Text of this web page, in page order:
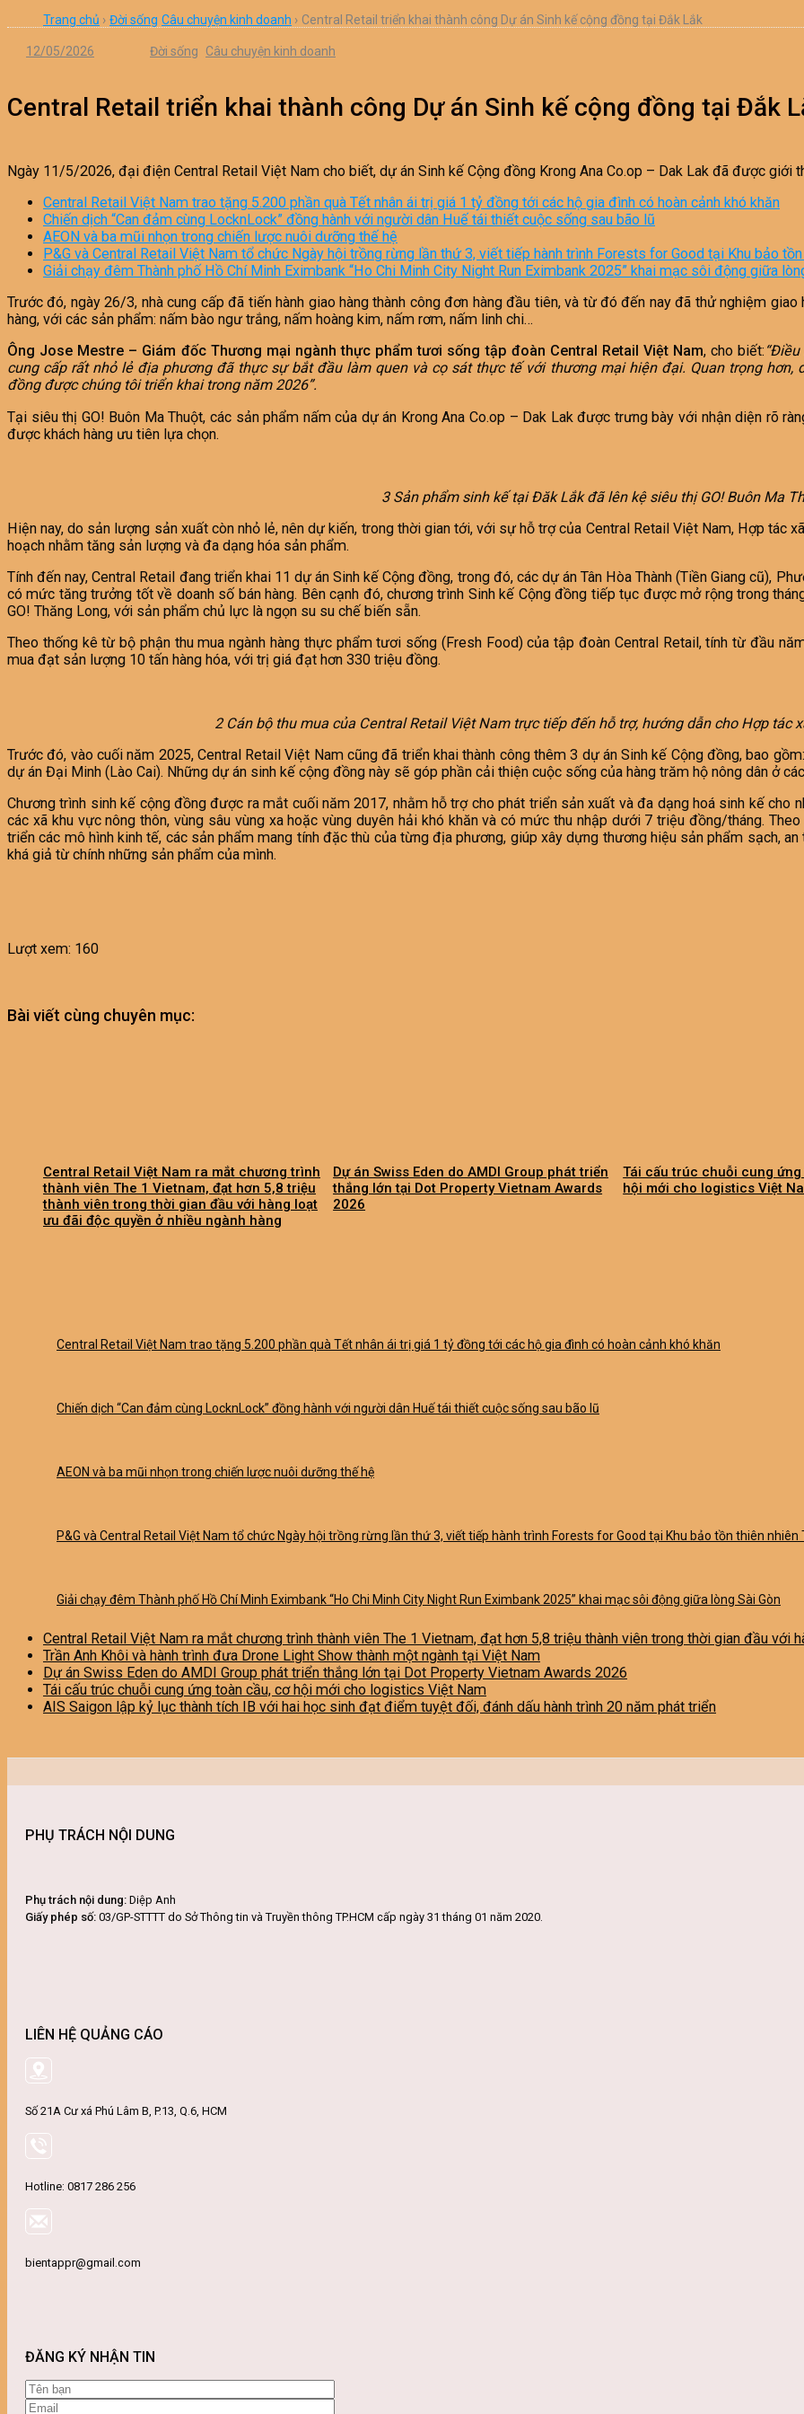
Trang chủ › Đời sống Câu chuyện kinh doanh › Central Retail triển khai thành công Dự án Sinh kế cộng đồng tại Đắk Lắk
12/05/2026 Đời sống Câu chuyện kinh doanh
Central Retail triển khai thành công Dự án Sinh kế cộng đồng tại Đắk
Ngày 11/5/2026, đại điện Central Retail Việt Nam cho biết, dự án Sinh kế Cộng đồng Krong Ana Co.op – Dak Lak đã được giới
Central Retail Việt Nam trao tặng 5.200 phần quà Tết nhân ái trị giá 1 tỷ đồng tới các hộ gia đình có hoàn cảnh khó khăn
Chiến dịch “Can đảm cùng LocknLock” đồng hành với người dân Huế tái thiết cuộc sống sau bão lũ
AEON và ba mũi nhọn trong chiến lược nuôi dưỡng thế hệ
P&G và Central Retail Việt Nam tổ chức Ngày hội trồng rừng lần thứ 3, viết tiếp hành trình Forests for Good tại Khu bảo
Giải chạy đêm Thành phố Hồ Chí Minh Eximbank “Ho Chi Minh City Night Run Eximbank 2025” khai mạc sôi động giữa
Trước đó, ngày 26/3, nhà cung cấp đã tiến hành giao hàng thành công đơn hàng đầu tiên, và từ đó đến nay đã thử nghiệm
hàng, với các sản phẩm: nấm bào ngư trắng, nấm hoàng kim, nấm rơm, nấm linh chi…
Ông Jose Mestre – Giám đốc Thương mại ngành thực phẩm tươi sống tập đoàn Central Retail Việt Nam, cho biết:
cung cấp rất nhỏ lẻ địa phương đã thực sự bắt đầu làm quen và cọ sát thực tế với thương mại hiện đại. Quan trọng hơn,
đồng được chúng tôi triển khai trong năm 2026”.
Tại siêu thị GO! Buôn Ma Thuột, các sản phẩm nấm của dự án Krong Ana Co.op – Dak Lak được trưng bày với nhận diện rõ
được khách hàng ưu tiên lựa chọn.
3 Sản phẩm sinh kế tại Đăk Lắk đã lên kệ siêu thị GO! Buôn Ma
Hiện nay, do sản lượng sản xuất còn nhỏ lẻ, nên dự kiến, trong thời gian tới, với sự hỗ trợ của Central Retail Việt Nam, Hợp tác
hoạch nhằm tăng sản lượng và đa dạng hóa sản phẩm.
Tính đến nay, Central Retail đang triển khai 11 dự án Sinh kế Cộng đồng, trong đó, các dự án Tân Hòa Thành (Tiền Giang cũ),
có mức tăng trưởng tốt về doanh số bán hàng. Bên cạnh đó, chương trình Sinh kế Cộng đồng tiếp tục được mở rộng trong
GO! Thăng Long, với sản phẩm chủ lực là ngọn su su chế biến sẵn.
Theo thống kê từ bộ phận thu mua ngành hàng thực phẩm tươi sống (Fresh Food) của tập đoàn Central Retail, tính từ đầu
mua đạt sản lượng 10 tấn hàng hóa, với trị giá đạt hơn 330 triệu đồng.
2 Cán bộ thu mua của Central Retail Việt Nam trực tiếp đến hỗ trợ, hướng dẫn cho Hợp tác
Trước đó, vào cuối năm 2025, Central Retail Việt Nam cũng đã triển khai thành công thêm 3 dự án Sinh kế Cộng đồng, bao
dự án Đại Minh (Lào Cai). Những dự án sinh kế cộng đồng này sẽ góp phần cải thiện cuộc sống của hàng trăm hộ nông dân ở
Chương trình sinh kế cộng đồng được ra mắt cuối năm 2017, nhằm hỗ trợ cho phát triển sản xuất và đa dạng hoá sinh kế cho
các xã khu vực nông thôn, vùng sâu vùng xa hoặc vùng duyên hải khó khăn và có mức thu nhập dưới 7 triệu đồng/tháng.
triển các mô hình kinh tế, các sản phẩm mang tính đặc thù của từng địa phương, giúp xây dựng thương hiệu sản phẩm sạch,
khá giả từ chính những sản phẩm của mình.
Lượt xem: 160
Bài viết cùng chuyên mục:
Central Retail Việt Nam ra mắt chương trình
thành viên The 1 Vietnam, đạt hơn 5,8 triệu
thành viên trong thời gian đầu với hàng loạt
ưu đãi độc quyền ở nhiều ngành hàng
Dự án Swiss Eden do AMDI Group phát triển
thắng lớn tại Dot Property Vietnam Awards
2026
Tái cấu trúc chuỗi cung
hội mới cho logistics Việt
Central Retail Việt Nam trao tặng 5.200 phần quà Tết nhân ái trị giá 1 tỷ đồng tới các hộ gia đình có hoàn cảnh khó khăn
Chiến dịch “Can đảm cùng LocknLock” đồng hành với người dân Huế tái thiết cuộc sống sau bão lũ
AEON và ba mũi nhọn trong chiến lược nuôi dưỡng thế hệ
P&G và Central Retail Việt Nam tổ chức Ngày hội trồng rừng lần thứ 3, viết tiếp hành trình Forests for Good tại Khu bảo tồn thiên nhiên
Giải chạy đêm Thành phố Hồ Chí Minh Eximbank “Ho Chi Minh City Night Run Eximbank 2025” khai mạc sôi động giữa lòng Sài Gòn
Central Retail Việt Nam ra mắt chương trình thành viên The 1 Vietnam, đạt hơn 5,8 triệu thành viên trong thời gian đầu với
Trần Anh Khôi và hành trình đưa Drone Light Show thành một ngành tại Việt Nam
Dự án Swiss Eden do AMDI Group phát triển thắng lớn tại Dot Property Vietnam Awards 2026
Tái cấu trúc chuỗi cung ứng toàn cầu, cơ hội mới cho logistics Việt Nam
AIS Saigon lập kỷ lục thành tích IB với hai học sinh đạt điểm tuyệt đối, đánh dấu hành trình 20 năm phát triển
PHỤ TRÁCH NỘI DUNG
Phụ trách nội dung: Diệp Anh
Giấy phép số: 03/GP-STTTT do Sở Thông tin và Truyền thông TP.HCM cấp ngày 31 tháng 01 năm 2020.
LIÊN HỆ QUẢNG CÁO
Số 21A Cư xá Phú Lâm B, P.13, Q.6, HCM
Hotline: 0817 286 256
bientappr@gmail.com
ĐĂNG KÝ NHẬN TIN